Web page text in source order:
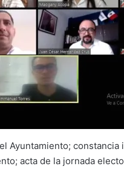
Ayuntamiento;
acta de la jornada